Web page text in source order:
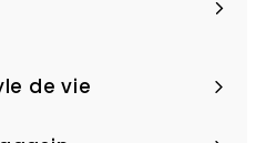
de vie